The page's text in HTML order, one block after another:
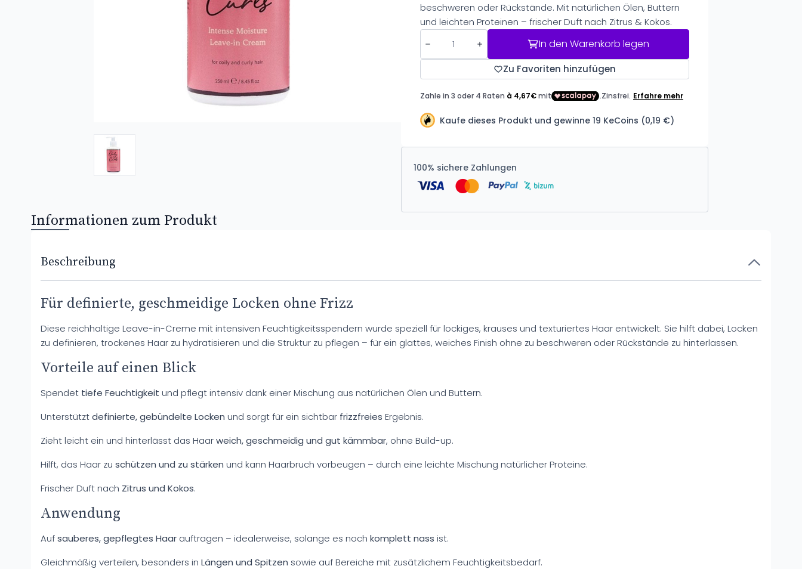
beschweren oder Rückstände. Mit natürlichen Ölen, Buttern
und leichten Proteinen – frischer Duft nach Zitrus & Kokos.
In den Warenkorb legen
Zu Favoriten hinzufügen
Kaufe dieses Produkt und gewinne 19 KeCoins (0,19 €)
100% sichere Zahlungen
Informationen zum Produkt
Beschreibung
Für definierte, geschmeidige Locken ohne Frizz
Diese reichhaltige Leave-in-Creme mit intensiven Feuchtigkeitsspendern wurde speziell für lockiges, krauses und texturiertes Haar entwickelt. Sie hilft dabei, Locken
zu definieren, trockenes Haar zu hydratisieren und die Struktur zu pflegen – für ein glattes, weiches Finish ohne zu beschweren oder Rückstände zu hinterlassen.
Vorteile auf einen Blick
Spendet tiefe Feuchtigkeit und pflegt intensiv dank einer Mischung aus natürlichen Ölen und Buttern.
Unterstütztdefinierte, gebündelte Locken und sorgt für ein sichtbar frizzfreies Ergebnis.
Zieht leicht ein und hinterlässt das Haarweich, geschmeidig und gut kämmbar, ohne Build-up.
Hilft, das Haar zu schützen und zu stärken und kann Haarbruch vorbeugen – durch eine leichte Mischung natürlicher Proteine.
Frischer Duft nach Zitrus und Kokos.
Anwendung
Aufsauberes, gepflegtes Haar auftragen – idealerweise, solange es noch komplett nass ist.
Gleichmäßig verteilen, besonders in Längen und Spitzen sowie auf Bereiche mit zusätzlichem Feuchtigkeitsbedarf.